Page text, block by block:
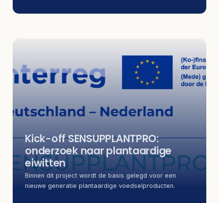
Kick-off SENSUPPLANTPRO:
onderzoek naar plantaardige
eiwitten
Binnen dit project wordt de basis gelegd voor een
nieuwe generatie plantaardige voedselproducten.